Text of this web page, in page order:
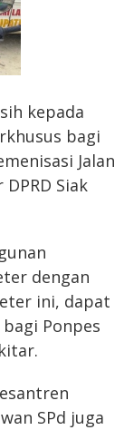
kepada
bagi
Jalan
Siak
dengan
ini, dapat
Ponpes
SPd juga